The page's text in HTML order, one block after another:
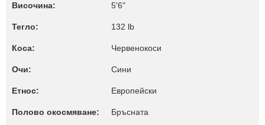
Височина: 5'6"
Тегло: 132 lb
Коса: Червенокоси
Очи: Сини
Етнос: Европейски
Полово окосмяване: Бръсната